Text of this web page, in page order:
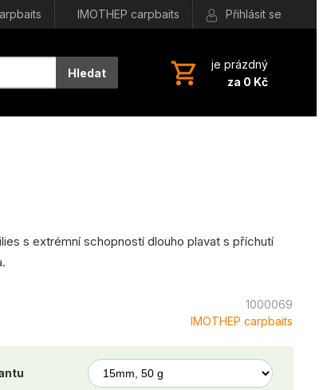
IMOTHEP carpbaits Přihlásit se
Hledat
je prázdný
za 0 Kč
s extrémní schopností dlouho plavat s příchutí
1000069
IMOTHEP carpbaits